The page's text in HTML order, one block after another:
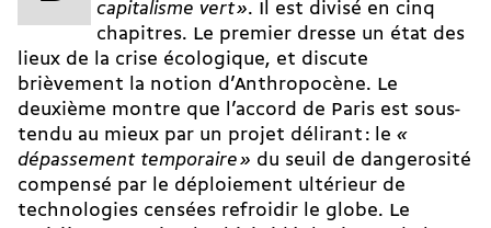
capitalisme vert ». Il est divisé en cinq
chapitres. Le premier dresse un état des
lieux de la crise écologique, et discute
brièvement la notion d’Anthropocène. Le
deuxième montre que l’accord de Paris est sous-
tendu au mieux par un projet délirant : le «
dépassement temporaire » du seuil de dangerosité
compensé par le déploiement ultérieur de
technologies censées refroidir le globe. Le